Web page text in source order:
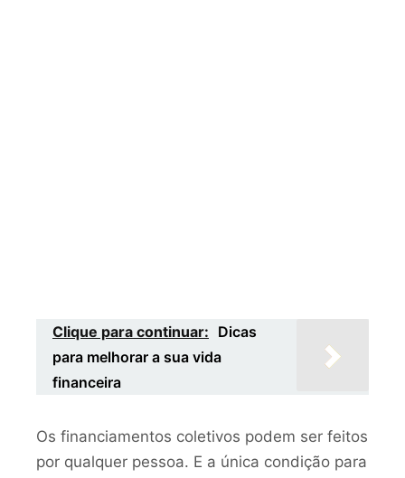
Clique para continuar: Dicas
para melhorar a sua vida
financeira
Os financiamentos coletivos podem ser feitos
por qualquer pessoa. E a única condição para